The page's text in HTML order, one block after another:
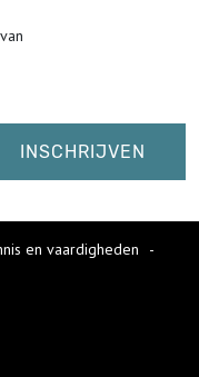
en vaardigheden
-